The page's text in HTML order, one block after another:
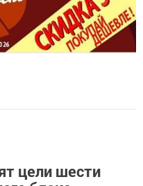
цели шести